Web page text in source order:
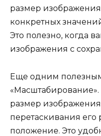
размер
конкретных
Это полезно, когда
изображения с
Еще одним
размер изображения
перетаскивания
положение. Это